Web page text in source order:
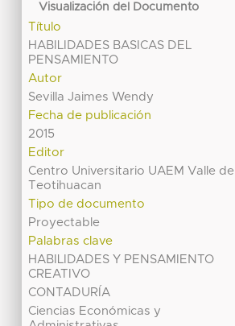
Visualización del Documento
Título
HABILIDADES BASICAS DEL
PENSAMIENTO
Autor
Sevilla Jaimes Wendy
Fecha de publicación
2015
Editor
Centro Universitario UAEM Valle de
Teotihuacan
Tipo de documento
Proyectable
Palabras clave
HABILIDADES Y PENSAMIENTO
CREATIVO
CONTADURÍA
Ciencias Económicas y